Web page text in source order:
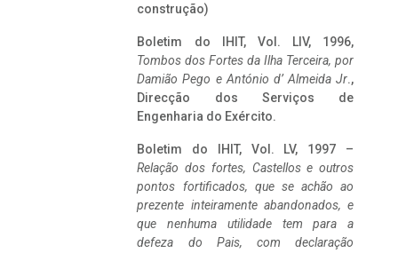
construção)
Boletim do IHIT, Vol. LIV, 1996,
Tombos dos Fortes da Ilha Terceira, por
Damião Pego e António d’ Almeida Jr.,
Direcção dos Serviços de
Engenharia do Exército.
Boletim do IHIT, Vol. LV, 1997 –
Relação dos fortes, Castellos e outros
pontos fortificados, que se achão ao
prezente inteiramente abandonados, e
que nenhuma utilidade tem para a
defeza do Pais, com declaração